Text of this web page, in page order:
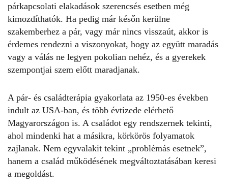
párkapcsolati elakadások szerencsés esetben még
kimozdíthatók. Ha pedig már későn kerülne
szakemberhez a pár, vagy már nincs visszaút, akkor is
érdemes rendezni a viszonyokat, hogy az együtt maradás
vagy a válás ne legyen pokolian nehéz, és a gyerekek
szempontjai szem előtt maradjanak.
A pár- és családterápia gyakorlata az 1950-es években
indult az USA-ban, és több évtizede elérhető
Magyarországon is. A családot egy rendszernek tekinti,
ahol mindenki hat a másikra, körkörös folyamatok
zajlanak. Nem egyvalakit tekint „problémás esetnek”,
hanem a család működésének megváltoztatásában keresi
a megoldást.